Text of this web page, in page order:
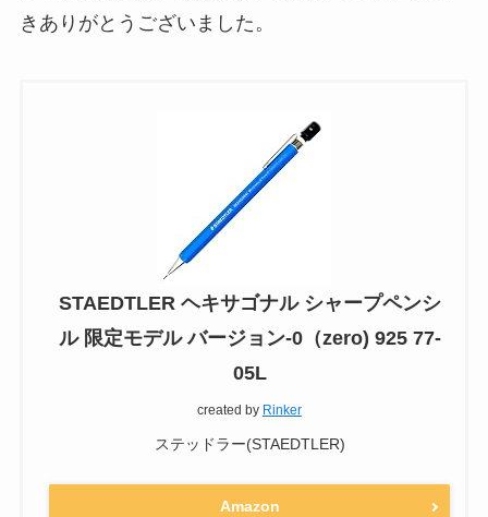
きありがとうございました。
STAEDTLER ヘキサゴナル シャープペンシ
ル 限定モデル バージョン-0（zero) 925 77-
05L
created by Rinker
ステッドラー(STAEDTLER)
Amazon